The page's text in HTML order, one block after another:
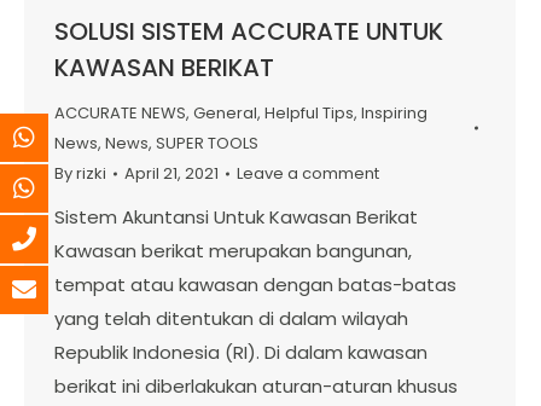
SOLUSI SISTEM ACCURATE UNTUK
KAWASAN BERIKAT
ACCURATE NEWS, General, Helpful Tips, Inspiring
News, News, SUPER TOOLS
Byrizki April 21, 2021 Leave a comment
Sistem Akuntansi Untuk Kawasan Berikat
Kawasan berikat merupakan bangunan,
tempat atau kawasan dengan batas-batas
yang telah ditentukan di dalam wilayah
Republik Indonesia (RI). Di dalam kawasan
berikat ini diberlakukan aturan-aturan khusus